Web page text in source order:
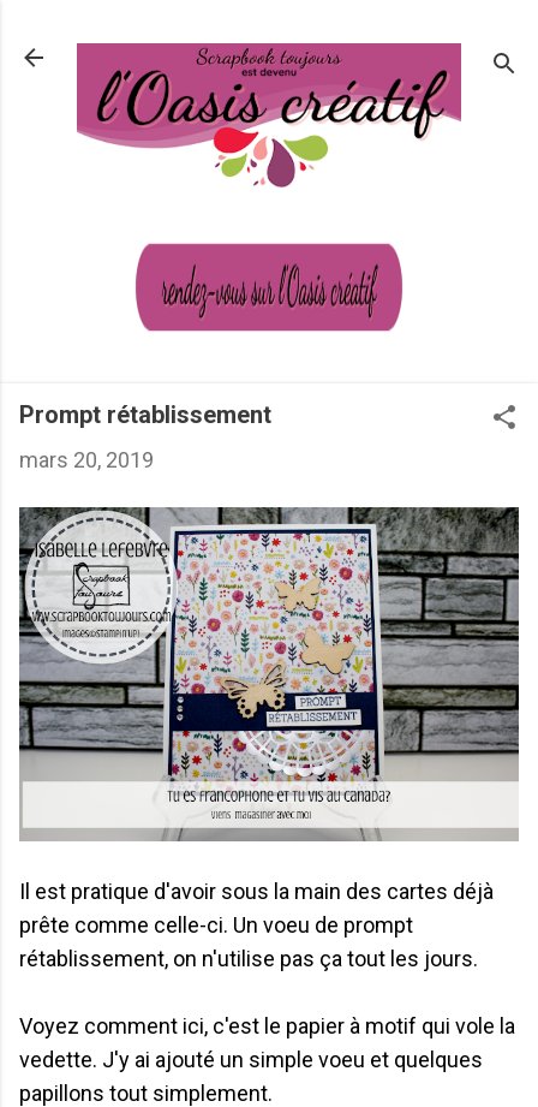
Prompt rétablissement
mars 20, 2019
Il est pratique d'avoir sous la main des cartes déjà
prête comme celle-ci. Un voeu de prompt
rétablissement, on n'utilise pas ça tout les jours.
Voyez comment ici, c'est le papier à motif qui vole la
vedette. J'y ai ajouté un simple voeu et quelques
papillons tout simplement.